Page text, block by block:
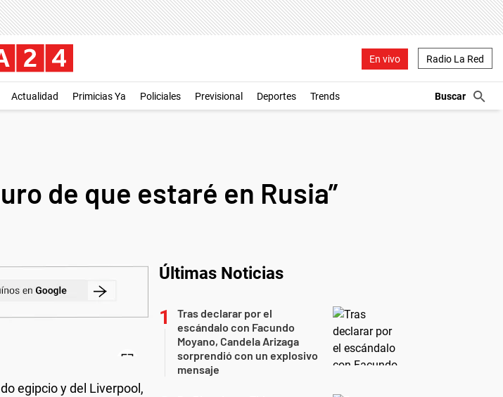
En vivo Radio La Red
Actualidad Primicias Ya Policiales Previsional Deportes Trends
de que estaré en Rusia”
egipcio y del Liverpool,
Últimas Noticias
Tras declarar por el
escándalo con Facundo
Moyano, Candela Arizaga
sorprendió con un explosivo
mensaje